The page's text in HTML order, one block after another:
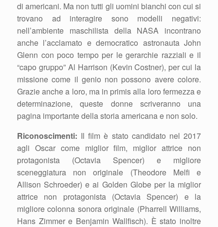
di americani. Ma non tutti gli uomini bianchi con cui si
trovano ad interagire sono modelli negativi:
nell’ambiente maschilista della NASA incontrano
anche l’acclamato e democratico astronauta John
Glenn con poco tempo per le gerarchie razziali e il
“capo gruppo” Al Harrison (Kevin Costner), per cui la
missione come il genio non possono avere colore.
Grazie anche a loro, ma in primis alla loro fermezza e
determinazione, queste donne scriveranno una
pagina importante della storia americana e non solo.
Riconoscimenti: Il film è stato candidato nel 2017
agli Oscar come miglior film, miglior attrice non
protagonista (Octavia Spencer) e migliore
sceneggiatura non originale (Theodore Melfi e
Allison Schroeder) e ai Golden Globe per la miglior
attrice non protagonista (Octavia Spencer) e la
migliore colonna sonora originale (Pharrell Williams,
Hans Zimmer e Benjamin Wallfisch). È stato inoltre